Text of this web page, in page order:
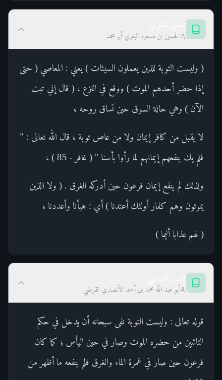
الحسين بن مسعود البغوي أبو محمد
( وليست التوبة للذين يعملون السيئات ) يعني : المعاصي ( حتى
إذا حضر أحدهم الموت ) ووقع في النزع ، ( قال إني تبت
الآن ) وهي حالة السوق حين تساق روحه ،
لا يقبل من كافر إيمان ولا من عاص توبة ، قال الله تعالى : "
فلم يك ينفعهم إيمانهم لما رأوا بأسنا " ( غافر - 85 ) ،
ولذلك لم ينفع إيمان فرعون حين أدركه الغرق . ( ولا الذين
يموتون وهم كفار أولئك أعتدنا ) أي : هيأنا وأعددنا ،
( لهم عذابا أليما )
أبو عبد الله محمد بن أحمد الأنصاري القرطبي
قوله تعالى : وليست التوبة نفى سبحانه أن يدخل في حكم
التائبين من حضره الموت وصار في حين اليأس ؛ كما كان
فرعون حين صار في غمرة الماء والغرق فلم ينفعه ما أظهر من